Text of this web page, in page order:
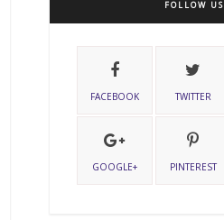
FOLLOW US
FACEBOOK TWITTER
GOOGLE+ PINTEREST